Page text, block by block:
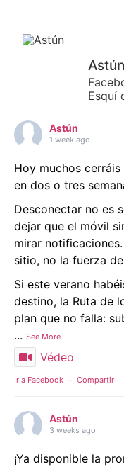
Astún
Esquí
Astún
1 week ago
Hoy muchos
en dos o tres
Desconectar no es
dejar que el móvil
mirar
sitio, no la fuerza
Si este verano
destino, la Ruta de
plan que no falla:
... See More
Védeo
Ir a Facebook · Compartir
Astún
3 weeks ago
¡Ya disponible la